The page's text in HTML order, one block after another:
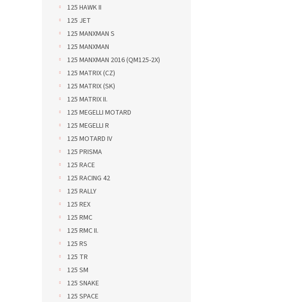
125 HAWK II
125 JET
125 MANXMAN S
125 MANXMAN
125 MANXMAN 2016 (QM125-2X)
125 MATRIX (CZ)
125 MATRIX (SK)
125 MATRIX II.
125 MEGELLI MOTARD
125 MEGELLI R
125 MOTARD IV
125 PRISMA
125 RACE
125 RACING 42
125 RALLY
125 REX
125 RMC
125 RMC II.
125 RS
125 TR
125 SM
125 SNAKE
125 SPACE